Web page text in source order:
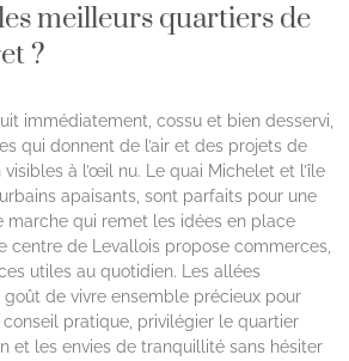
meilleurs quartiers de
?
immédiatement, cossu et bien desservi,
qui donnent de l’air et des projets de
à l’œil nu. Le quai Michelet et l’île
apaisants, sont parfaits pour une
marche qui remet les idées en place
centre de Levallois propose commerces,
utiles au quotidien. Les allées
de vivre ensemble précieux pour
conseil pratique, privilégier le quartier
et les envies de tranquillité sans hésiter